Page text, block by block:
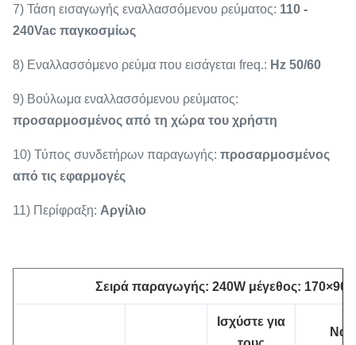
7) Τάση εισαγωγής εναλλασσόμενου ρεύματος: 110 -
240Vac παγκοσμίως
8) Εναλλασσόμενο ρεύμα που εισάγεται freq.: Hz 50/60
9) Βούλωμα εναλλασσόμενου ρεύματος:
προσαρμοσμένος από τη χώρα του χρήστη
10) Τύπος συνδετήρων παραγωγής: προσαρμοσμένος
από τις εφαρμογές
11) Περίφραξη: Αργίλιο
Σειρά παραγωγής: 240W μέγεθος:
Ισχύστε για
Να